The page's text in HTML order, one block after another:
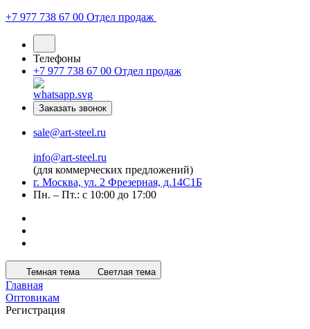
+7 977 738 67 00 Отдел продаж
Телефоны
+7 977 738 67 00 Отдел продаж
Заказать звонок
sale@art-steel.ru
info@art-steel.ru
(для коммерческих предложений)
г. Москва, ул. 2 Фрезерная, д.14С1Б
Пн. – Пт.: с 10:00 до 17:00
Темная тема Светлая тема
Главная
Оптовикам
Регистрация